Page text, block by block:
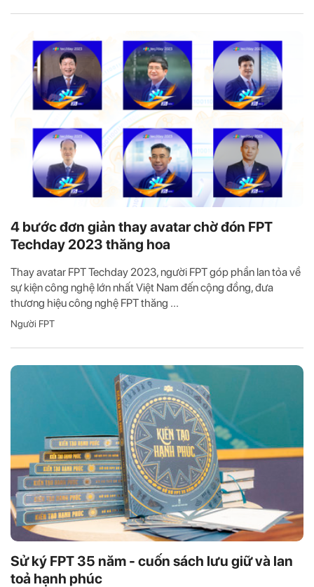
4 bước đơn giản thay avatar chờ đón FPT
Techday 2023 thăng hoa
Thay avatar FPT Techday 2023, người FPT góp phần lan tỏa về
sự kiện công nghệ lớn nhất Việt Nam đến cộng đồng, đưa
thương hiệu công nghệ FPT thăng ...
Người FPT
Sử ký FPT 35 năm - cuốn sách lưu giữ và lan
toả hạnh phúc